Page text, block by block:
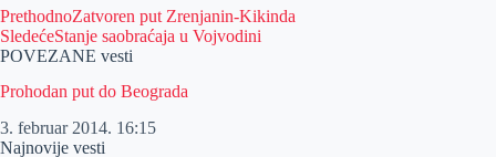
PrethodnoZatvoren put Zrenjanin-Kikinda
SledećeStanje saobraćaja u Vojvodini
POVEZANE vesti
Prohodan put do Beograda
3. februar 2014. 16:15
Najnovije vesti